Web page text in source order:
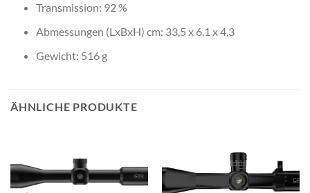
Transmission: 92 %
Abmessungen (LxBxH) cm: 33,5 x 6,1 x 4,3
Gewicht: 516 g
ÄHNLICHE PRODUKTE